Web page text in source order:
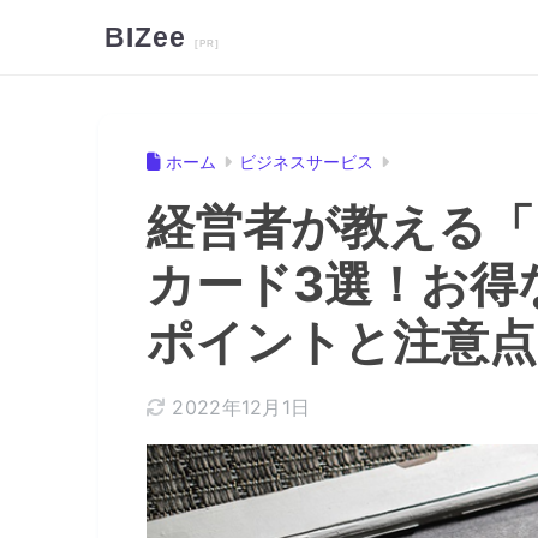
BIZee
ホーム ビジネスサービス
経営者が教える
カード3選！お得
ポイントと注意点
2022年12月1日